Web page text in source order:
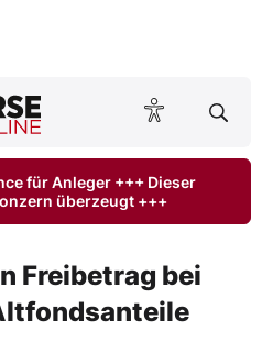
BÖRSE ONLINE lesen
für Anleger +++ Dieser
überzeugt +++
Freibetrag bei